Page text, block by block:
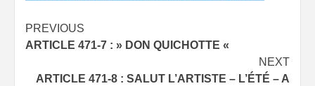
Post
navigation
PREVIOUS
ARTICLE 471-7 : » DON QUICHOTTE «
NEXT
ARTICLE 471-8 : SALUT L’ARTISTE – L’ÉTÉ – A